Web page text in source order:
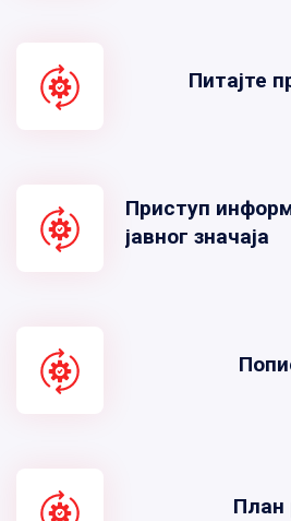
Питајте
Приступ
јавног значаја
План